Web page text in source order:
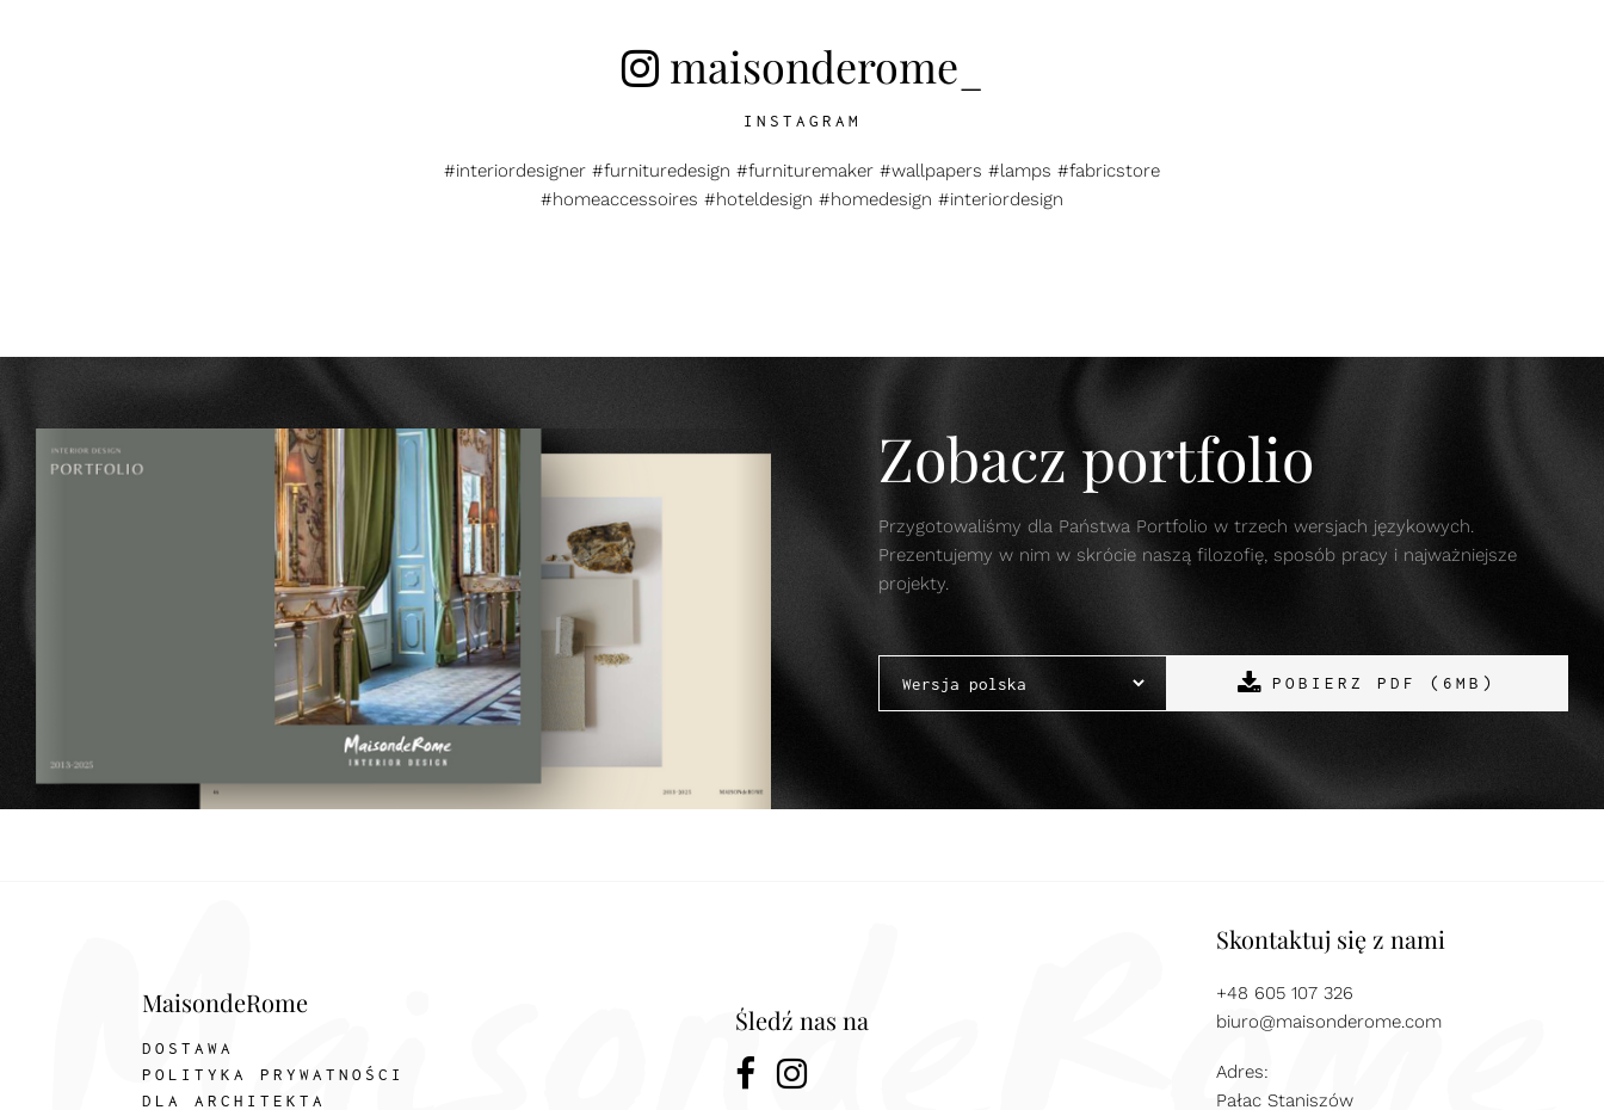
maisonderome_
INSTAGRAM
#interiordesigner #furnituredesign #furnituremaker #wallpapers #lamps #fabricstore
#homeaccessoires #hoteldesign #homedesign #interiordesign
Zobacz portfolio
Przygotowaliśmy dla Państwa Portfolio w trzech wersjach językowych.
Prezentujemy w nim w skrócie naszą filozofię, sposób pracy i najważniejsze
projekty.
POBIERZ PDF (6MB)
MaisondeRome
DOSTAWA
POLITYKA PRYWATNOŚCI
DLA ARCHITEKTA
Śledź nas na
Skontaktuj się z nami
+48 605 107 326
biuro@maisonderome.com
Adres:
Pałac Staniszów